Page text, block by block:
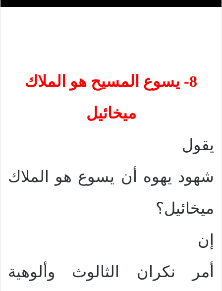
8- يسوع المسيح هو الملاك
ميخائيل
يقول
شهود يهوه أن يسوع هو الملاك
ميخائيل؟
إن
أمر نكران الثالوث وألوهية